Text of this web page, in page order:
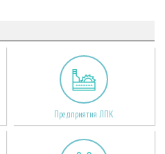
Предприятия ЛПК